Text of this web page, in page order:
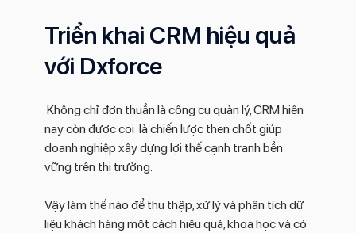
Triển khai CRM hiệu quả
với Dxforce
Không chỉ đơn thuần là công cụ quản lý, CRM hiện
nay còn được coi là chiến lược then chốt giúp
doanh nghiệp xây dựng lợi thế cạnh tranh bền
vững trên thị trường.
Vậy làm thế nào để thu thập, xử lý và phân tích dữ
liệu khách hàng một cách hiệu quả, khoa học và có